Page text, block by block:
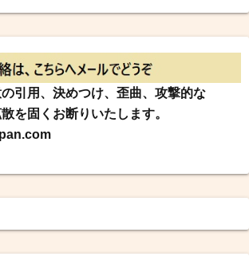
引用、決めつけ、歪曲、攻撃的な
を固くお断りいたします。